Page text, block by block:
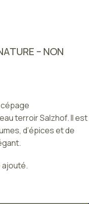
– NON
terroir Salzhof. Il est
d’épices et de
ajouté.